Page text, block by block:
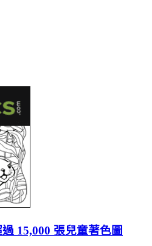
過 15,000 張兒童著色圖